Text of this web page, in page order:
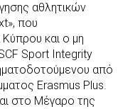
αθλητικών
που
και ο μη
Sport Integrity
από
Erasmus Plus.
στο Μέγαρο της